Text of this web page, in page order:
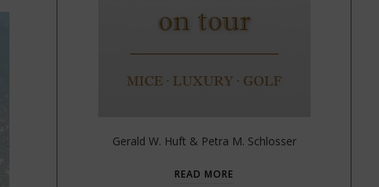
Gerald W. Huft & Petra M. Schlosser
READ MORE